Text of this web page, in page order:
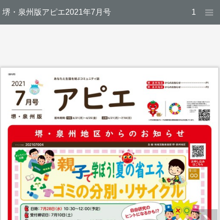
堺・泉州版アピエ2021年7月号 1